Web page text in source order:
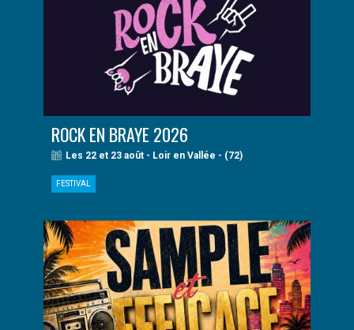
ROCK EN BRAYE 2026
Les 22 et 23 août - Loir en Vallée - (72)
FESTIVAL